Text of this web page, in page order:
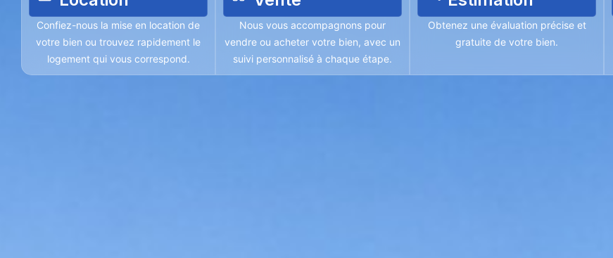
Confiez-nous la mise en location de
votre bien ou trouvez rapidement le
logement qui vous correspond.
Nous vous accompagnons pour
vendre ou acheter votre bien, avec un
suivi personnalisé à chaque étape.
Obtenez une évaluation précise et
gratuite de votre bien.